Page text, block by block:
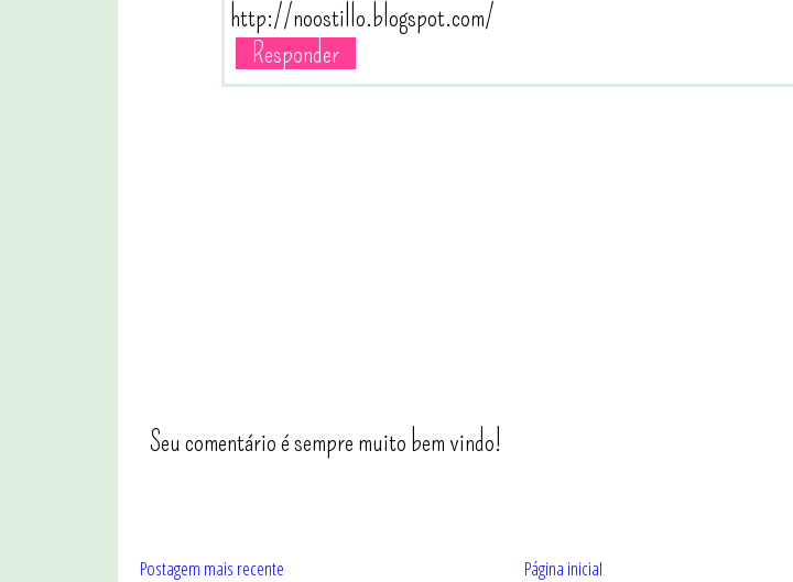
http://noostillo.blogspot.com/
Responder
Seu comentário é sempre muito bem vindo!
Postagem mais recente Página inicial